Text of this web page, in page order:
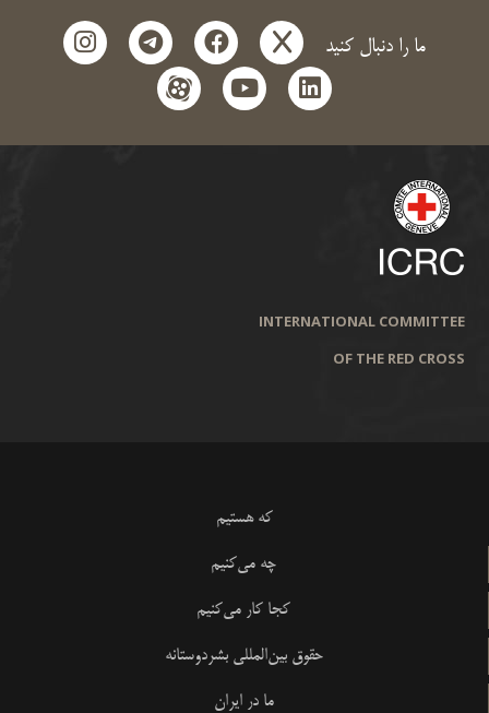
ما را دنبال کنید x
facebook
telegram
instagram
linkedin
youtube
aparat
INTERNATIONAL COMMITTEE
OF THE RED CROSS
که هستیم
چه می‌کنیم
کجا کار می‌کنیم
حقوق بین‌المللی بشردوستانه
ما در ایران